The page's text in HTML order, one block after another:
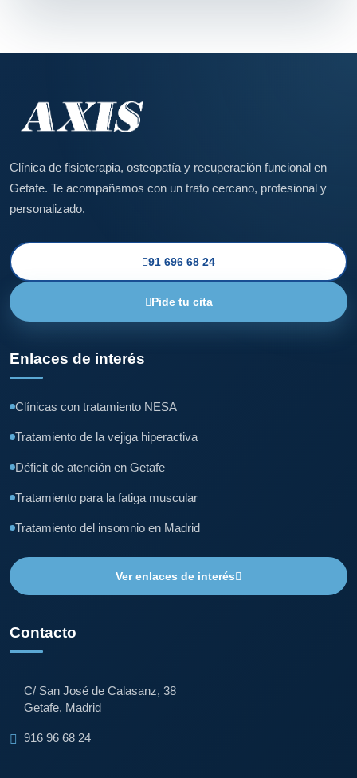
Clínica de fisioterapia, osteopatía y recuperación funcional en
Getafe. Te acompañamos con un trato cercano, profesional y
personalizado.
91 696 68 24
Pide tu cita
Enlaces de interés
Clínicas con tratamiento NESA
Tratamiento de la vejiga hiperactiva
Déficit de atención en Getafe
Tratamiento para la fatiga muscular
Tratamiento del insomnio en Madrid
Ver enlaces de interés
Contacto
C/ San José de Calasanz, 38
Getafe, Madrid
916 96 68 24